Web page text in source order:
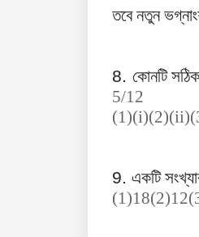
তবে নতুন
8. কোনটি সঠিক
5/12
9. একটি